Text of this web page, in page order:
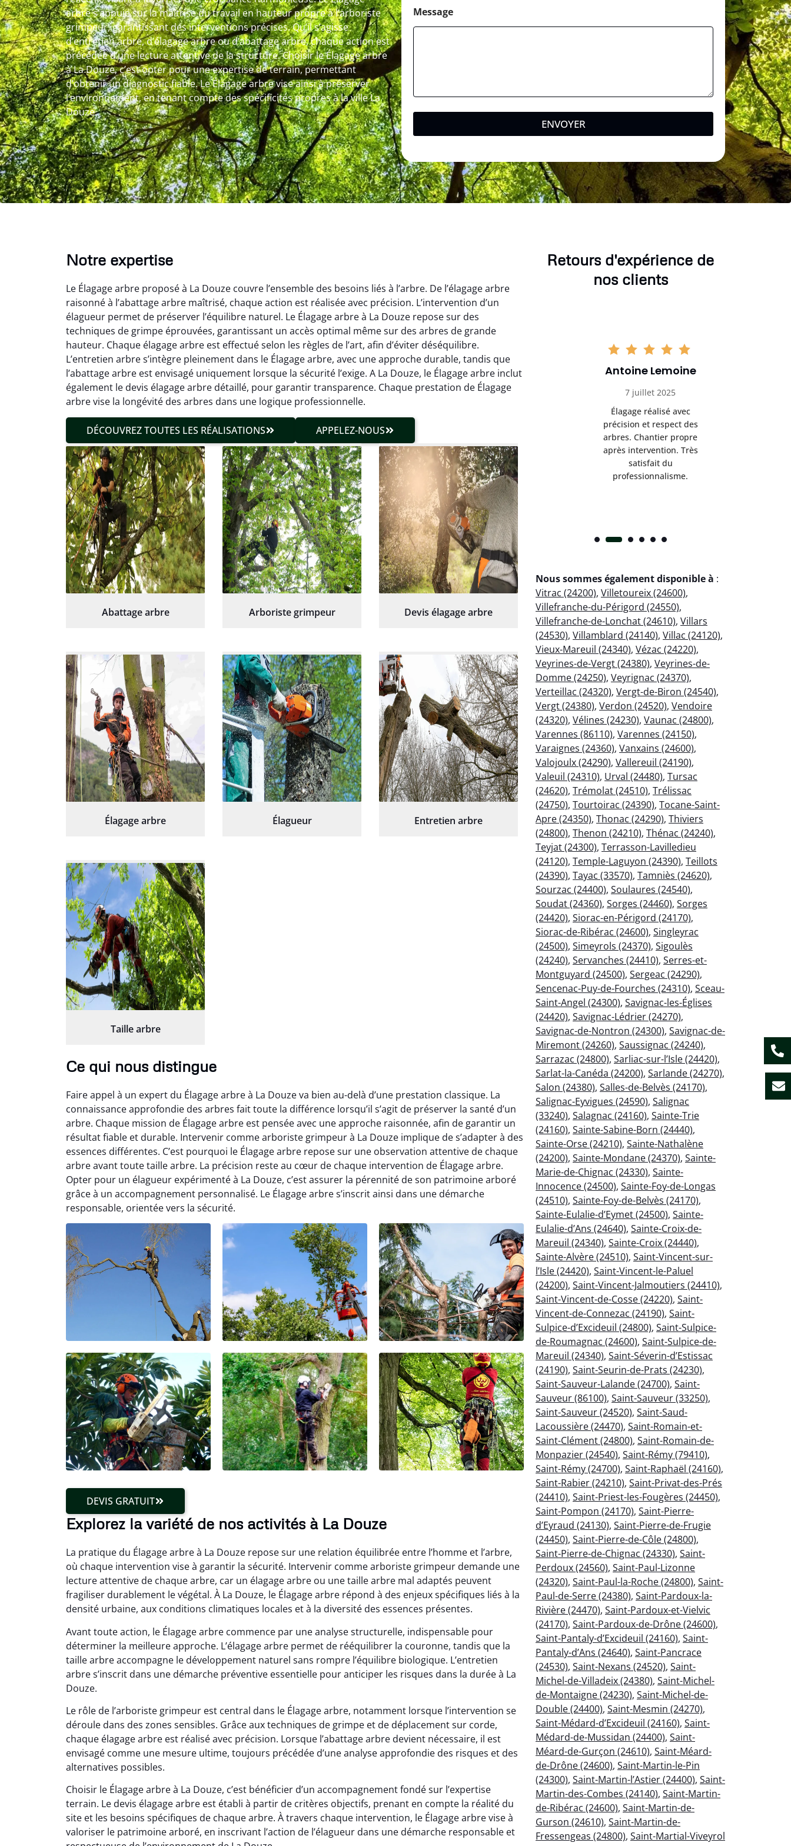
arbre s’appuie sur la maîtrise du travail en hauteur propre à l’arboriste
grimpeur, garantissant des interventions précises. Qu’il s’agisse
d’entretien arbre, d’élagage arbre ou d’abattage arbre, chaque action est
précédée d’une lecture attentive de la structure. Choisir le Élagage arbre
à La Douze, c’est opter pour une expertise de terrain, permettant
d’obtenir un diagnostic fiable. Le Élagage arbre vise ainsi à préserver
l’environnement, en tenant compte des spécificités propres à la ville La
Douze.
Message
ENVOYER
Notre expertise
Le Élagage arbre proposé à La Douze couvre l’ensemble des besoins liés à l’arbre. De l’élagage arbre
raisonné à l’abattage arbre maîtrisé, chaque action est réalisée avec précision. L’intervention d’un
élagueur permet de préserver l’équilibre naturel. Le Élagage arbre à La Douze repose sur des
techniques de grimpe éprouvées, garantissant un accès optimal même sur des arbres de grande
hauteur. Chaque élagage arbre est effectué selon les règles de l’art, afin d’éviter déséquilibre.
L’entretien arbre s’intègre pleinement dans le Élagage arbre, avec une approche durable, tandis que
l’abattage arbre est envisagé uniquement lorsque la sécurité l’exige. A La Douze, le Élagage arbre inclut
également le devis élagage arbre détaillé, pour garantir transparence. Chaque prestation de Élagage
arbre vise la longévité des arbres dans une logique professionnelle.
DÉCOUVREZ TOUTES LES RÉALISATIONS APPELEZ-NOUS
Abattage arbre Arboriste grimpeur Devis élagage arbre
Élagage arbre Élagueur Entretien arbre
Taille arbre
Ce qui nous distingue
Faire appel à un expert du Élagage arbre à La Douze va bien au-delà d’une prestation classique. La
connaissance approfondie des arbres fait toute la différence lorsqu’il s’agit de préserver la santé d’un
arbre. Chaque mission de Élagage arbre est pensée avec une approche raisonnée, afin de garantir un
résultat fiable et durable. Intervenir comme arboriste grimpeur à La Douze implique de s’adapter à des
essences différentes. C’est pourquoi le Élagage arbre repose sur une observation attentive de chaque
arbre avant toute taille arbre. La précision reste au cœur de chaque intervention de Élagage arbre.
Opter pour un élagueur expérimenté à La Douze, c’est assurer la pérennité de son patrimoine arboré
grâce à un accompagnement personnalisé. Le Élagage arbre s’inscrit ainsi dans une démarche
responsable, orientée vers la sécurité.
DEVIS GRATUIT
Explorez la variété de nos activités à La Douze
La pratique du Élagage arbre à La Douze repose sur une relation équilibrée entre l’homme et l’arbre,
où chaque intervention vise à garantir la sécurité. Intervenir comme arboriste grimpeur demande une
lecture attentive de chaque arbre, car un élagage arbre ou une taille arbre mal adaptés peuvent
fragiliser durablement le végétal. À La Douze, le Élagage arbre répond à des enjeux spécifiques liés à la
densité urbaine, aux conditions climatiques locales et à la diversité des essences présentes.
Avant toute action, le Élagage arbre commence par une analyse structurelle, indispensable pour
déterminer la meilleure approche. L’élagage arbre permet de rééquilibrer la couronne, tandis que la
taille arbre accompagne le développement naturel sans rompre l’équilibre biologique. L’entretien
arbre s’inscrit dans une démarche préventive essentielle pour anticiper les risques dans la durée à La
Douze.
Le rôle de l’arboriste grimpeur est central dans le Élagage arbre, notamment lorsque l’intervention se
déroule dans des zones sensibles. Grâce aux techniques de grimpe et de déplacement sur corde,
chaque élagage arbre est réalisé avec précision. Lorsque l’abattage arbre devient nécessaire, il est
envisagé comme une mesure ultime, toujours précédée d’une analyse approfondie des risques et des
alternatives possibles.
Choisir le Élagage arbre à La Douze, c’est bénéficier d’un accompagnement fondé sur l’expertise
terrain. Le devis élagage arbre est établi à partir de critères objectifs, prenant en compte la réalité du
site et les besoins spécifiques de chaque arbre. À travers chaque intervention, le Élagage arbre vise à
valoriser le patrimoine arboré, en inscrivant l’action de l’élagueur dans une démarche responsable et
Retours d'expérience de
nos clients
Mathieu Roussel
19 décembre 2025
précise malgré des
conditions compliquées. Le
résultat est exactement
conforme à mes attentes.
Julien Caradec
18 juin 2025
propre et parfaitement
maîtrisée. Résultat
impeccable.
Antoine Lemoine
7 juillet 2025
Élagage réalisé avec
précision et respect des
arbres. Chantier propre
après intervention. Très
satisfait du
professionnalisme.
Nous sommes également disponible à :
Vitrac (24200), Villetoureix (24600),
Villefranche-du-Périgord (24550),
Villefranche-de-Lonchat (24610), Villars
(24530), Villamblard (24140), Villac (24120),
Vieux-Mareuil (24340), Vézac (24220),
Veyrines-de-Vergt (24380), Veyrines-de-
Domme (24250), Veyrignac (24370),
Verteillac (24320), Vergt-de-Biron (24540),
Vergt (24380), Verdon (24520), Vendoire
(24320), Vélines (24230), Vaunac (24800),
Varennes (86110), Varennes (24150),
Varaignes (24360), Vanxains (24600),
Valojoulx (24290), Vallereuil (24190),
Valeuil (24310), Urval (24480), Tursac
(24620), Trémolat (24510), Trélissac
(24750), Tourtoirac (24390), Tocane-Saint-
Apre (24350), Thonac (24290), Thiviers
(24800), Thenon (24210), Thénac (24240),
Teyjat (24300), Terrasson-Lavilledieu
(24120), Temple-Laguyon (24390), Teillots
(24390), Tayac (33570), Tamniès (24620),
Sourzac (24400), Soulaures (24540),
Soudat (24360), Sorges (24460), Sorges
(24420), Siorac-en-Périgord (24170),
Siorac-de-Ribérac (24600), Singleyrac
(24500), Simeyrols (24370), Sigoulès
(24240), Servanches (24410), Serres-et-
Montguyard (24500), Sergeac (24290),
Sencenac-Puy-de-Fourches (24310), Sceau-
Saint-Angel (24300), Savignac-les-Églises
(24420), Savignac-Lédrier (24270),
Savignac-de-Nontron (24300), Savignac-de-
Miremont (24260), Saussignac (24240),
Sarrazac (24800), Sarliac-sur-l’Isle (24420),
Sarlat-la-Canéda (24200), Sarlande (24270),
Salon (24380), Salles-de-Belvès (24170),
Salignac-Eyvigues (24590), Salignac
(33240), Salagnac (24160), Sainte-Trie
(24160), Sainte-Sabine-Born (24440),
Sainte-Orse (24210), Sainte-Nathalène
(24200), Sainte-Mondane (24370), Sainte-
Marie-de-Chignac (24330), Sainte-
Innocence (24500), Sainte-Foy-de-Longas
(24510), Sainte-Foy-de-Belvès (24170),
Sainte-Eulalie-d’Eymet (24500), Sainte-
Eulalie-d’Ans (24640), Sainte-Croix-de-
Mareuil (24340), Sainte-Croix (24440),
Sainte-Alvère (24510), Saint-Vincent-sur-
l’Isle (24420), Saint-Vincent-le-Paluel
(24200), Saint-Vincent-Jalmoutiers (24410),
Saint-Vincent-de-Cosse (24220), Saint-
Vincent-de-Connezac (24190), Saint-
Sulpice-d’Excideuil (24800), Saint-Sulpice-
de-Roumagnac (24600), Saint-Sulpice-de-
Mareuil (24340), Saint-Séverin-d’Estissac
(24190), Saint-Seurin-de-Prats (24230),
Saint-Sauveur-Lalande (24700), Saint-
Sauveur (86100), Saint-Sauveur (33250),
Saint-Sauveur (24520), Saint-Saud-
Lacoussière (24470), Saint-Romain-et-
Saint-Clément (24800), Saint-Romain-de-
Monpazier (24540), Saint-Rémy (79410),
Saint-Rémy (24700), Saint-Raphaël (24160),
Saint-Rabier (24210), Saint-Privat-des-Prés
(24410), Saint-Priest-les-Fougères (24450),
Saint-Pompon (24170), Saint-Pierre-
d’Eyraud (24130), Saint-Pierre-de-Frugie
(24450), Saint-Pierre-de-Côle (24800),
Saint-Pierre-de-Chignac (24330), Saint-
Perdoux (24560), Saint-Paul-Lizonne
(24320), Saint-Paul-la-Roche (24800), Saint-
Paul-de-Serre (24380), Saint-Pardoux-la-
Rivière (24470), Saint-Pardoux-et-Vielvic
(24170), Saint-Pardoux-de-Drône (24600),
Saint-Pantaly-d’Excideuil (24160), Saint-
Pantaly-d’Ans (24640), Saint-Pancrace
(24530), Saint-Nexans (24520), Saint-
Michel-de-Villadeix (24380), Saint-Michel-
de-Montaigne (24230), Saint-Michel-de-
Double (24400), Saint-Mesmin (24270),
Saint-Médard-d’Excideuil (24160), Saint-
Médard-de-Mussidan (24400), Saint-
Méard-de-Gurçon (24610), Saint-Méard-
de-Drône (24600), Saint-Martin-le-Pin
(24300), Saint-Martin-l’Astier (24400), Saint-
Martin-des-Combes (24140), Saint-Martin-
de-Ribérac (24600), Saint-Martin-de-
Gurson (24610), Saint-Martin-de-
Fressengeas (24800), Saint-Martial-Viveyrol